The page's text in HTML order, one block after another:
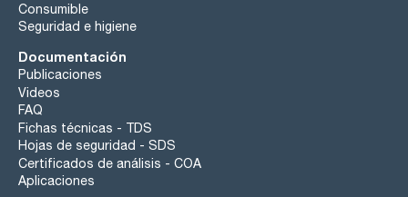
Consumible
Seguridad e higiene
Documentación
Publicaciones
Videos
FAQ
Fichas técnicas - TDS
Hojas de seguridad - SDS
Certificados de análisis - COA
Aplicaciones